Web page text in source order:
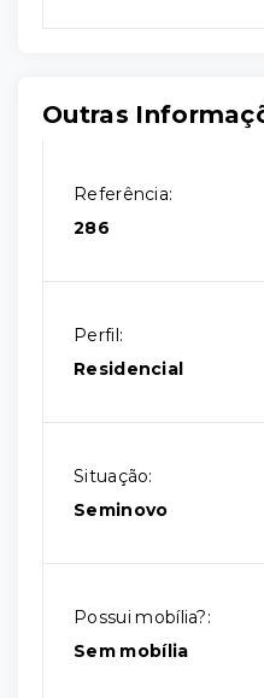
Outras
Referência:
286
Perfil:
Residencial
Situação:
Seminovo
Possui mobília?:
Sem mobília